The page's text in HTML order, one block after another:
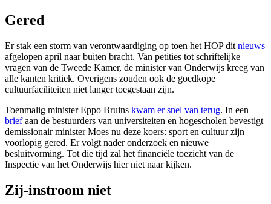
Gered
Er stak een storm van verontwaardiging op toen het HOP dit nieuws
afgelopen april naar buiten bracht. Van petities tot schriftelijke
vragen van de Tweede Kamer, de minister van Onderwijs kreeg van
alle kanten kritiek. Overigens zouden ook de goedkope
cultuurfaciliteiten niet langer toegestaan zijn.
Toenmalig minister Eppo Bruins kwam er snel van terug. In een
briefaan de bestuurders van universiteiten en hogescholen bevestigt
demissionair minister Moes nu deze koers: sport en cultuur zijn
voorlopig gered. Er volgt nader onderzoek en nieuwe
besluitvorming. Tot die tijd zal het financiële toezicht van de
Inspectie van het Onderwijs hier niet naar kijken.
Zij-instroom niet